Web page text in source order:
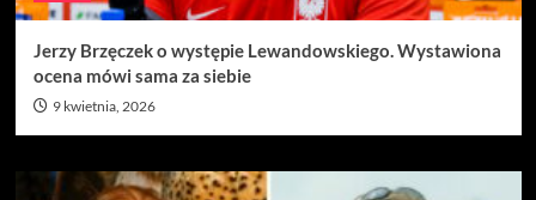
Jerzy Brzęczek o występie Lewandowskiego. Wystawiona
ocena mówi sama za siebie
9 kwietnia, 2026